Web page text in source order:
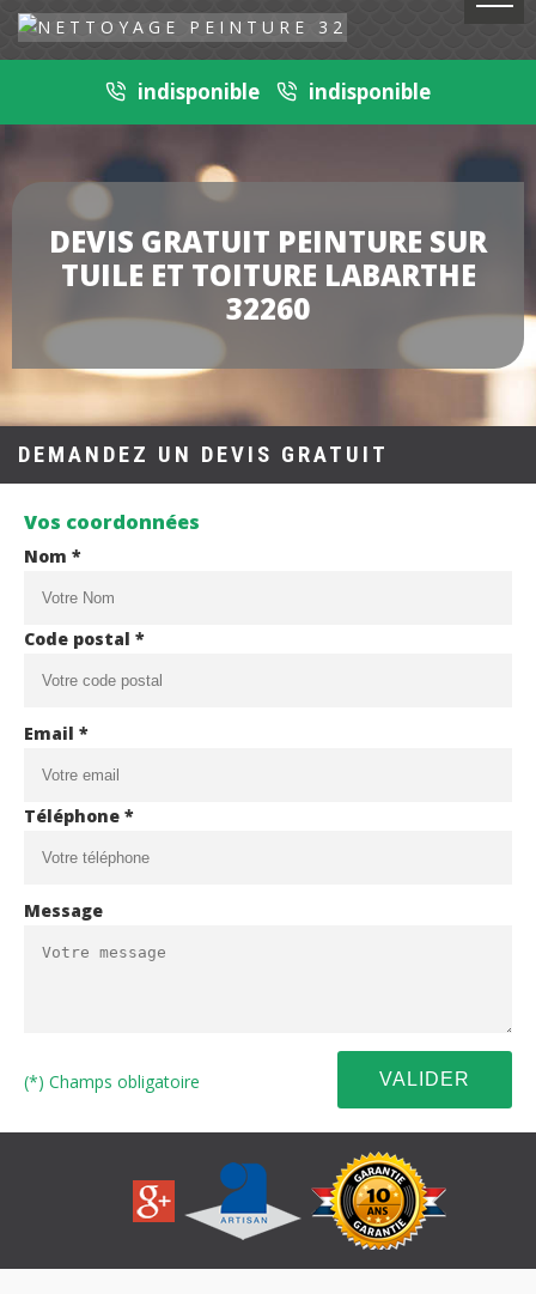
indisponible indisponible
DEVIS GRATUIT PEINTURE SUR
TUILE ET TOITURE LABARTHE
32260
DEMANDEZ UN DEVIS GRATUIT
Vos coordonnées
Nom *
Code postal *
Email *
Téléphone *
Message
(*) Champs obligatoire